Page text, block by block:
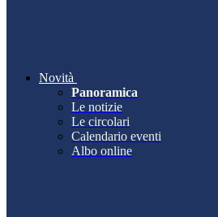
Novità
Panoramica
Le notizie
Le circolari
Calendario eventi
Albo online